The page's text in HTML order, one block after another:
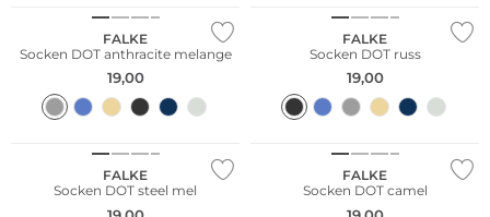
FALKE
Socken DOT anthracite melange
19,00
FALKE
Socken DOT russ
19,00
Nachhaltig
FALKE
Socken DOT steel mel
Nachhaltig
FALKE
Socken DOT camel